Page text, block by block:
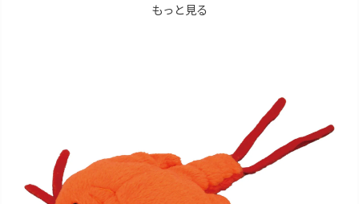
もっと見る